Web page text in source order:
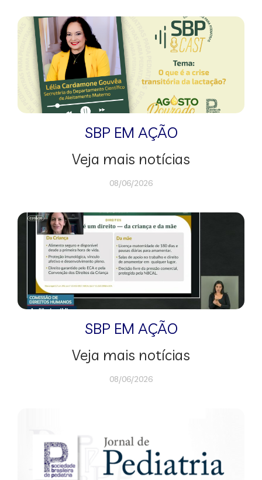
SBP EM AÇÃO
Veja mais notícias
08/06/2026
SBP EM AÇÃO
Veja mais notícias
08/06/2026